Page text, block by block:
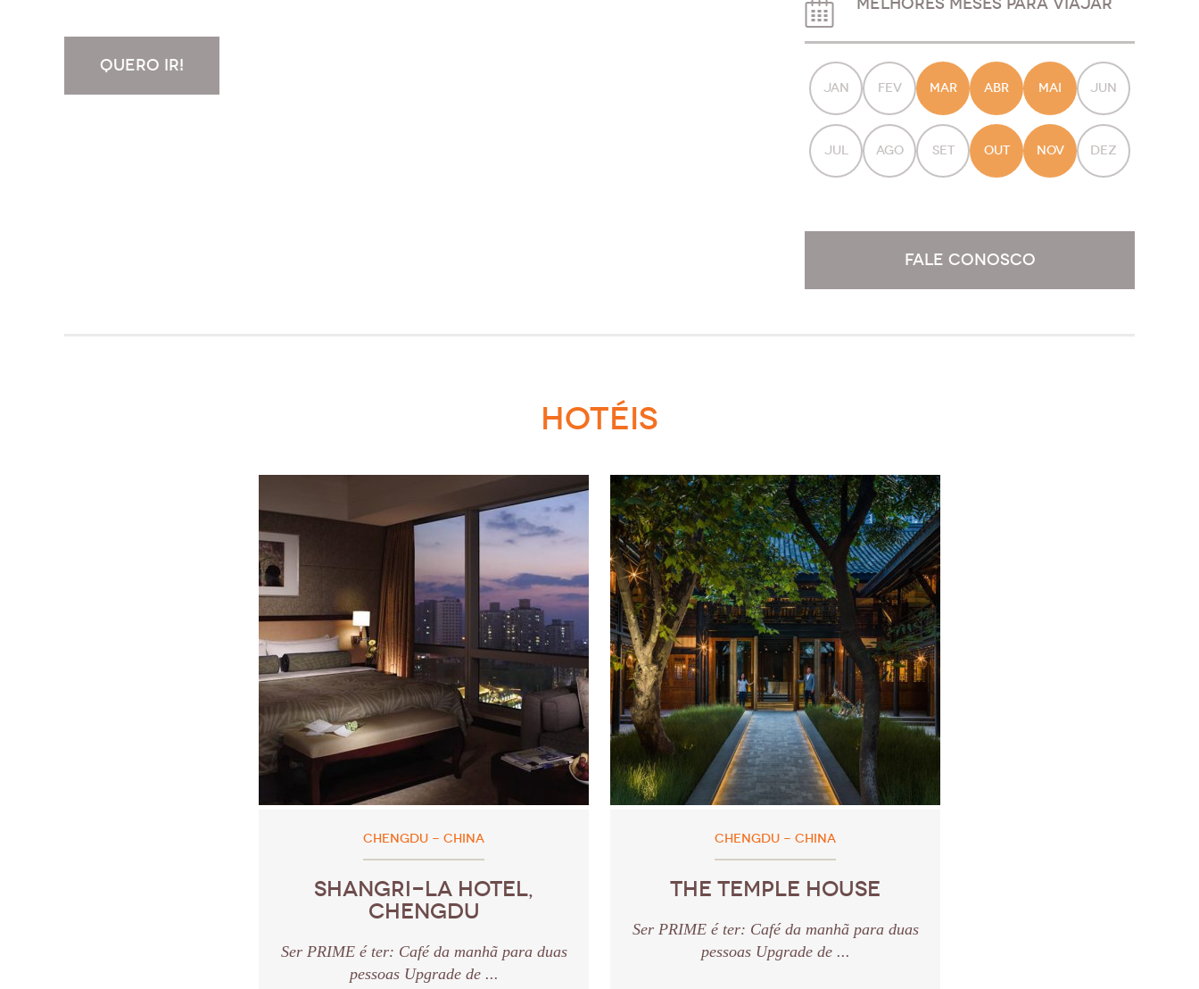
QUERO IR!
JAN FEV MAR ABR MAI JUN
JUL AGO SET OUT NOV DEZ
FALE CONOSCO
HOTÉIS
CHENGDU - CHINA
SHANGRI-LA HOTEL,
CHENGDU
Ser PRIME é ter: Café da manhã para duas
pessoas Upgrade de ...
CHENGDU - CHINA
THE TEMPLE HOUSE
Ser PRIME é ter: Café da manhã para duas
pessoas Upgrade de ...